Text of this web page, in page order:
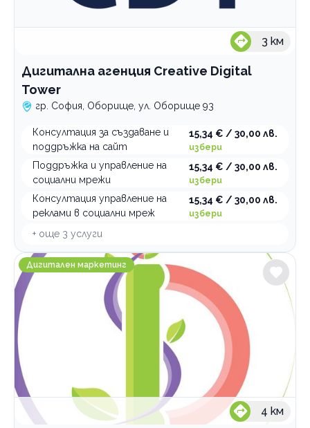
3 км
Дигитална агенция Creative Digital
Tower
гр. София, Оборище, ул. Оборище 93
Консултация за създаване и
поддръжка на сайт
15,34 € / 30,00 лв.
избери
Поддръжка и управление на
социални мрежи
15,34 € / 30,00 лв.
избери
Консултация управление на
реклами в социални мреж
15,34 € / 30,00 лв.
избери
+ още 3 услуги
Ivys Design
Дигитален маркетинг
4 км